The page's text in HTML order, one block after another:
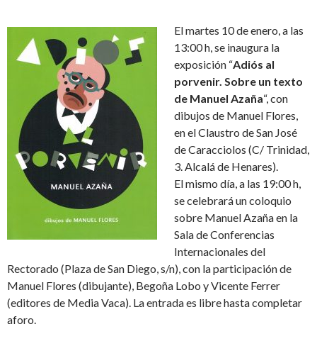
El martes 10 de enero, a las
13:00 h, se inaugura la
exposición “Adiós al
porvenir. Sobre un texto
de Manuel Azaña“, con
dibujos de Manuel Flores,
en el Claustro de San José
de Caracciolos (C/ Trinidad,
3. Alcalá de Henares).
El mismo día, a las 19:00 h,
se celebrará un coloquio
sobre Manuel Azaña en la
Sala de Conferencias
Internacionales del
Rectorado (Plaza de San Diego, s/n), con la participación de
Manuel Flores (dibujante), Begoña Lobo y Vicente Ferrer
(editores de Media Vaca). La entrada es libre hasta completar
aforo.